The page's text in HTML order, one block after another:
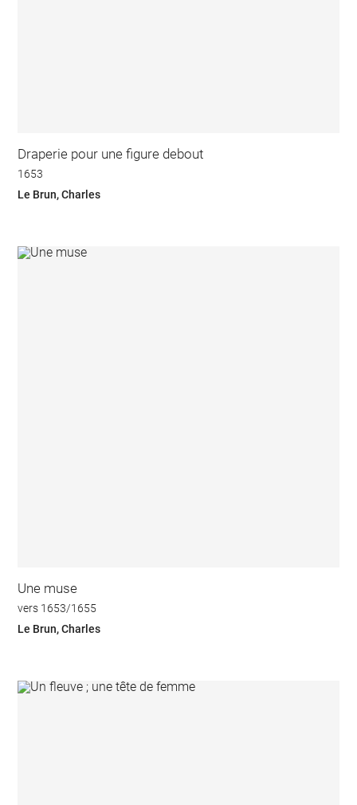
Draperie pour une figure debout
1653
Le Brun, Charles
Une muse
vers 1653/1655
Le Brun, Charles